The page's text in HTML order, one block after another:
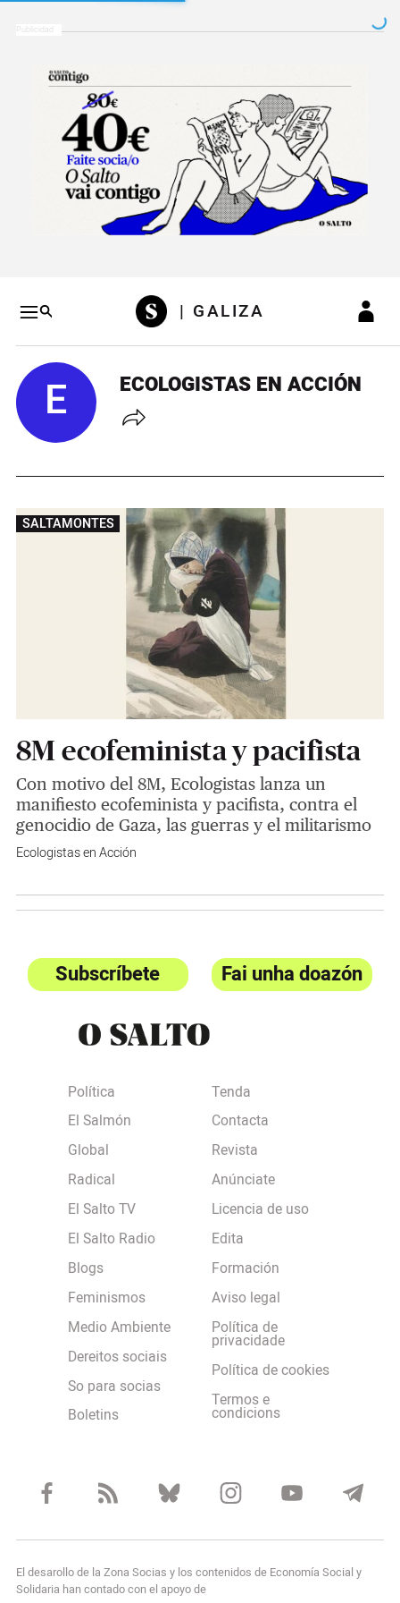
Salto a navegación
| GALIZA
E ECOLOGISTAS EN ACCIÓN
SALTAMONTES
8M ecofeminista y pacifista
Con motivo del 8M, Ecologistas lanza un
manifiesto ecofeminista y pacifista, contra el
genocidio de Gaza, las guerras y el militarismo
Ecologistas en Acción
Subscríbete Fai unha doazón
Política
El Salmón
Global
Radical
El Salto TV
El Salto Radio
Blogs
Feminismos
Medio Ambiente
Dereitos sociais
So para socias
Boletins
Tenda
Contacta
Revista
Anúnciate
Licencia de uso
Edita
Formación
Aviso legal
Política de
privacidade
Política de cookies
Termos e
condicions
El desarollo de la Zona Socias y los contenidos de Economía Social y
Solidaria han contado con el apoyo de